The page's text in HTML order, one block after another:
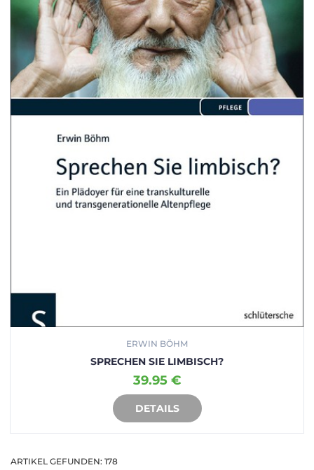
ERWIN BÖHM
SPRECHEN SIE LIMBISCH?
39.95 €
DETAILS
IN DEN WARENKORB
ARTIKEL GEFUNDEN: 178